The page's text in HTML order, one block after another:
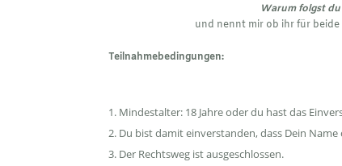
Warum folgst
und nennt mir ob ihr für
Teilnahmebedingungen:
Mindestalter: 18 Jahre oder du hast das
Du bist damit einverstanden, dass Dein
Der Rechtsweg ist ausgeschlossen.